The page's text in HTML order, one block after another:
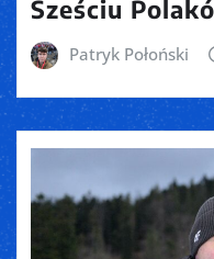
Sześciu
Patryk Połoński